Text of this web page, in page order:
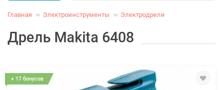
Главная Электроинструменты Электродрели
Дрель Makita 6408
+ 17 бонусов